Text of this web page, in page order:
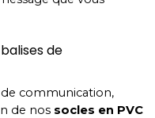
de
communication,
de nos socles en PVC